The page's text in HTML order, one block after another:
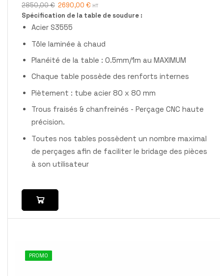
2850,00€ 2690,00 € HT
Spécification de la table de soudure :
Acier S3555
Tôle laminée à chaud
Planéité de la table : 0.5mm/1m au MAXIMUM
Chaque table possède des renforts internes
Piètement : tube acier 80 x 80 mm
Trous fraisés & chanfreinés - Perçage CNC haute
précision.
Toutes nos tables possèdent un nombre maximal
de perçages afin de faciliter le bridage des pièces
à son utilisateur
PROMO